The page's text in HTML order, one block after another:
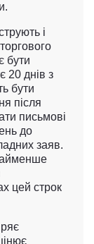
і
бути
20 днів з
бути
після
письмові
до
заяв.
цей строк